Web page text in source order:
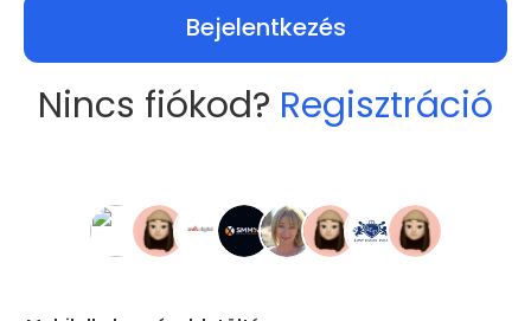
Bejelentkezés
Nincs fiókod? Regisztráció